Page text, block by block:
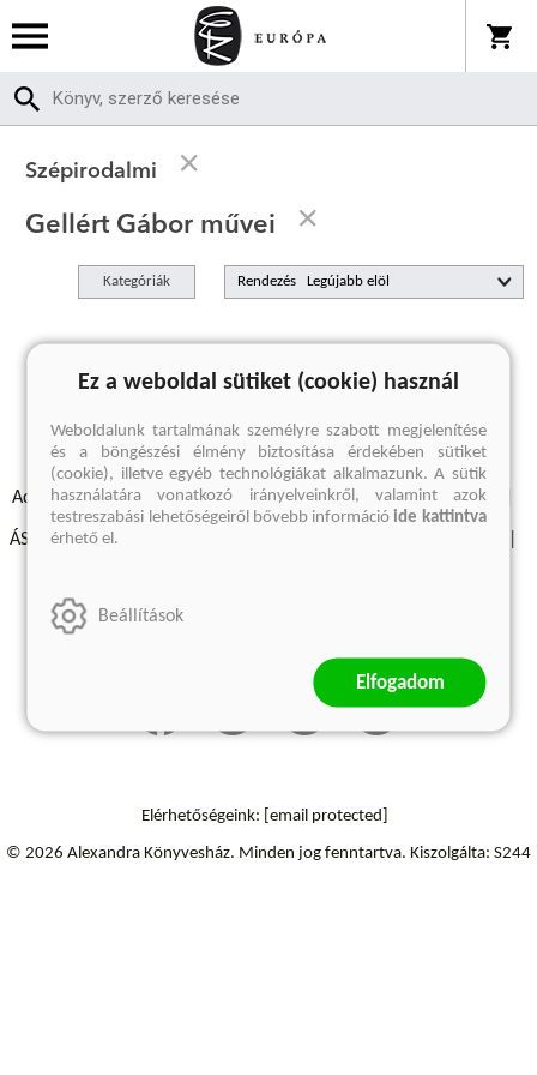
Szépirodalmi
Gellért Gábor művei
Kategóriák Rendezés
A keresett kifejezésre nincs találat
Adatvédelmi szabályzatok Elállási felmondási nyilatkozat
ÁSZF - Vásárlási feltételek
Szállítási információk
Elérhetőségeink: [email protected]
© 2026 Alexandra Könyvesház. Minden jog fenntartva. Kiszolgálta: S244
Ez a weboldal sütiket (cookie) használ
Weboldalunk tartalmának személyre szabott megjelenítése
és a böngészési élmény biztosítása érdekében sütiket
(cookie), illetve egyéb technológiákat alkalmazunk. A sütik
használatára vonatkozó irányelveinkről, valamint azok
testreszabási lehetőségeiről bővebb információide kattintva
érhető el.
Beállítások
Elfogadom